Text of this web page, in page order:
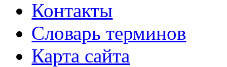
Контакты
Словарь терминов
Карта сайта